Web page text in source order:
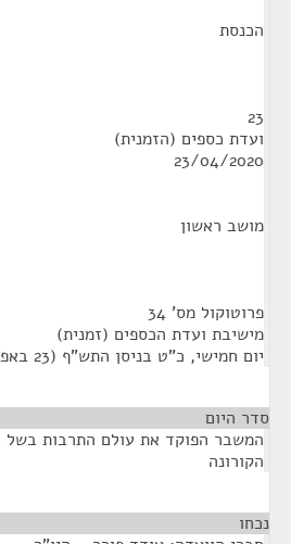
הכנסת
23
ועדת כספים (הזמנית)
23/04/2020
מושב ראשון
פרוטוקול מס' 34
מישיבת ועדת הכספים (זמנית)
יום חמישי, כ"ט בניסן התש"ף (23 באפריל 2020), שעה 9:35
סדר היום
המשבר הפוקד את עולם התרבות בשל
הקורונה
נכחו